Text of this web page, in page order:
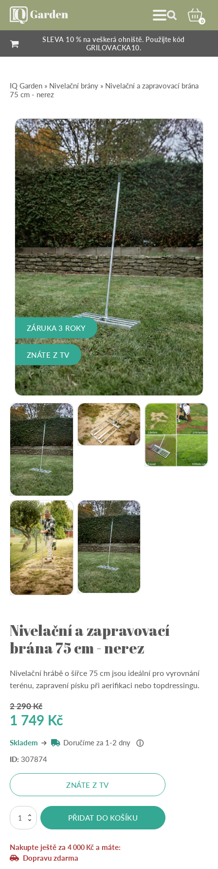
0
SLEVA 10 % na veškerá ohniště. Použijte kód
GRILOVACKA10.
IQ Garden » Nivelační brány » Nivelační a zapravovací brána
75 cm - nerez
Nivelační a zapravovací
brána 75 cm - nerez
Nivelační hrábě o šířce 75 cm jsou ideální pro vyrovnání
terénu, zapravení písku při aerifikaci nebo topdressingu.
2 290Kč
Původní
cena
byla:
2
290 Kč.
1 749 Kč
cena
1
749 Kč.
Skladem Doručíme za 1-2 dny ⓘ
ID: 307874
ZNÁTE Z TV
Nivelační
a
zapravovací
75
cm
-
PŘIDAT DO KOŠÍKU
Nakupte ještě za 4 000 Kč a máte:
Dopravu zdarma